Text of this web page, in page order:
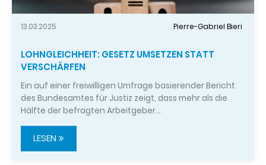
13.03.2025 Pierre-Gabriel Bieri
LOHNGLEICHHEIT: GESETZ UMSETZEN STATT
VERSCHÄRFEN
Ein auf einer freiwilligen Umfrage basierender Bericht
des Bundesamtes für Justiz zeigt, dass mehr als die
Hälfte der befragten Arbeitgeber…
LESEN